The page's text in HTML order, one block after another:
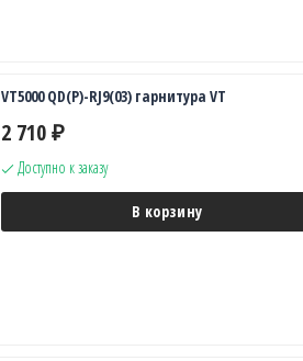
VT5000 QD(P)-RJ9(03) гарнитура VT
2 710 ₽
Доступно к заказу
В корзину